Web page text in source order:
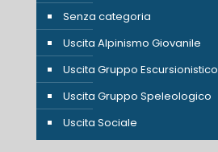
Senza categoria
Uscita Alpinismo Giovanile
Uscita Gruppo Escursionistico
Uscita Gruppo Speleologico
Uscita Sociale